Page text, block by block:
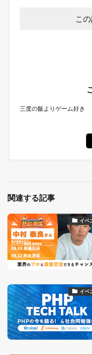
こ
三度の飯よりゲーム好き
関連する記事
イベ
イベ